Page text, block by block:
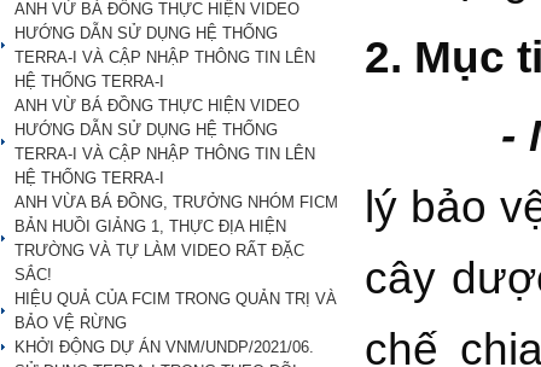
ANH VỪ BÁ ĐỒNG THỰC HIỆN VIDEO
HƯỚNG DẪN SỬ DỤNG HỆ THỐNG
TERRA-I VÀ CẬP NHẬP THÔNG TIN LÊN
HỆ THỐNG TERRA-I
ANH VỪ BÁ ĐỒNG THỰC HIỆN VIDEO
HƯỚNG DẪN SỬ DỤNG HỆ THỐNG
TERRA-I VÀ CẬP NHẬP THÔNG TIN LÊN
HỆ THỐNG TERRA-I
ANH VỪA BÁ ĐỒNG, TRƯỞNG NHÓM FICM
BẢN HUỒI GIẢNG 1, THỰC ĐỊA HIỆN
TRƯỜNG VÀ TỰ LÀM VIDEO RẤT ĐẶC
SẮC!
HIỆU QUẢ CỦA FCIM TRONG QUẢN TRỊ VÀ
BẢO VỆ RỪNG
KHỞI ĐỘNG DỰ ÁN VNM/UNDP/2021/06.
2. Mục
-
lý bảo
cây
chế